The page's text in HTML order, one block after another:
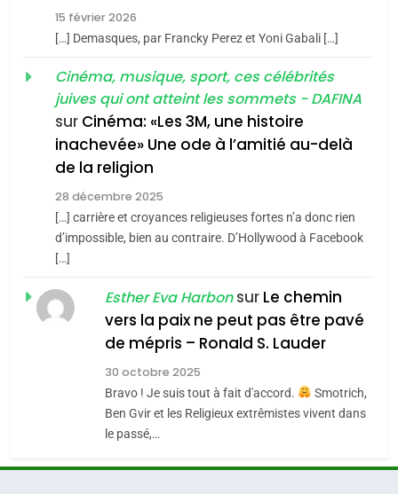
Tout sur la Nostalgie
SOUVENIRS
l’alliance pourrait
s’étendre à 13 pays
d’Amérique latine
ISRAÉL JUDAISME
2025, l’année la plus
meurtrière selon le
rapport d’ADL contre
l’antisémitisme
FRANCE ISRAÉL
FIÈRE, DIGNE ET RÉSILIENTE :
POURQUOI JE REVENDIQUE
15 février 2026
[…] Demasques, par Francky Perez et Yoni Gabali […]
Cinéma, musique, sport, ces célébrités
juives qui ont atteint les sommets - DAFINA
sur Cinéma: «Les 3M, une histoire
inachevée» Une ode à l’amitié au-delà
de la religion
28 décembre 2025
[…] carrière et croyances religieuses fortes n’a donc rien
d’impossible, bien au contraire. D’Hollywood à Facebook
[…]
Esther Eva Harbonsur Le chemin
vers la paix ne peut pas être pavé
de mépris – Ronald S. Lauder
30 octobre 2025
Bravo ! Je suis tout à fait d'accord.
Smotrich,
Ben Gvir et les Religieux extrêmistes vivent dans
le passé,…
POURQUOI JE REVENDIQUE
Zrihen-Dvir
CE QUI NOUS MANQUE –
Jacques Hadida
JUDAISME
Maroc : Les amandes de
Azilal consacrés produits
du terroir
DAFINA MAROC
Oeil ravageur – Vanessa De
Loya Stauber
CINEMA ISRAÉL
«Tu dis génocide, je dis